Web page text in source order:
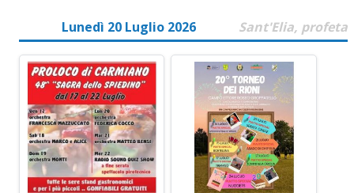
Lunedì 20 Luglio 2026 Sant'Elia, profeta